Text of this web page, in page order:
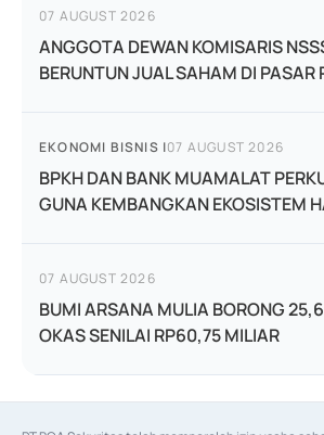
07 AUGUST 2026
ANGGOTA DEWAN KOMISARIS
BERUNTUN JUAL SAHAM DI PASAR
EKONOMI BISNIS |07 AUGUST 2026
BPKH DAN BANK MUAMALAT
GUNA KEMBANGKAN EKOSISTEM
07 AUGUST 2026
BUMI ARSANA MULIA BORONG
OKAS SENILAI RP60,75 MILIAR